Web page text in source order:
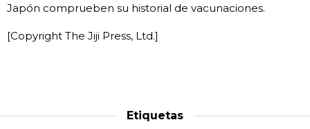
Japón comprueben su historial de vacunaciones.
[Copyright The Jiji Press, Ltd.]
Etiquetas